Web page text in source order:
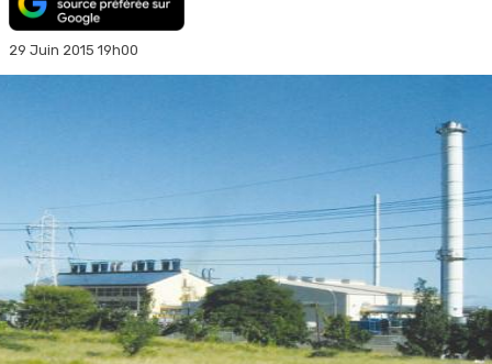
29 Juin 2015 19h00